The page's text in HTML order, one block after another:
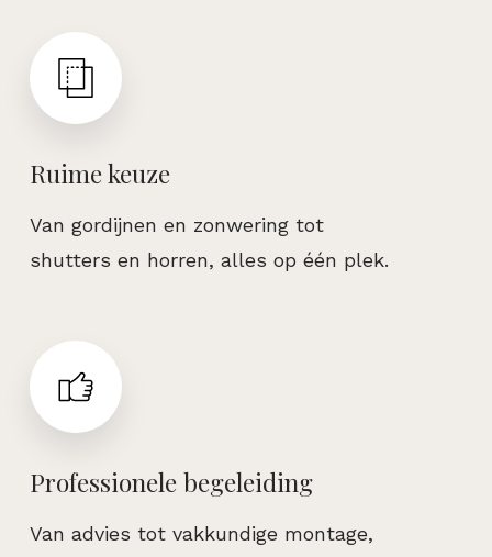
Ruime keuze
Van gordijnen en zonwering tot
shutters en horren, alles op één plek.
Professionele begeleiding
Van advies tot vakkundige montage,